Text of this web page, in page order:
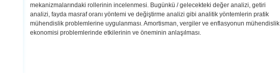
mekanizmalarındaki rollerinin incelenmesi. Bugünkü / gelecekteki değer analizi, getiri
analizi, fayda masraf oranı yöntemi ve değiştirme analizi gibi analitik yöntemlerin pratik
mühendislik problemlerine uygulanması. Amortisman, vergiler ve enflasyonun mühendislik
ekonomisi problemlerinde etkilerinin ve öneminin anlaşılması.